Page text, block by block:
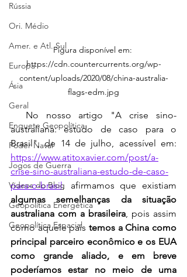
Rússia
Ori. Médio
Amer. e Atl. Sul
Europa
Ásia
Geral
Enquete Geopolítica
Poder Naval
Jogos de Guerra
Vídeos do Blog
Geopolítica Energética
Geopolítica Espacial
Figura disponível em:
https://cdn.countercurrents.org/wp-
content/uploads/2020/08/china-australia-
flags-edm.jpg
  No nosso artigo "
A crise sino-
australiana: estudo de caso para o
Brasil",
https://www.atitoxavier.com/post/a-
crise-sino-australiana-estudo-de-caso-
para-o-brasil
algumas semelhanças da situação
australiana com a brasileira , pois assim
como aquele país temos a China como
principal parceiro econômico e os EUA
como grande aliado, e em breve
poderíamos estar no meio de uma